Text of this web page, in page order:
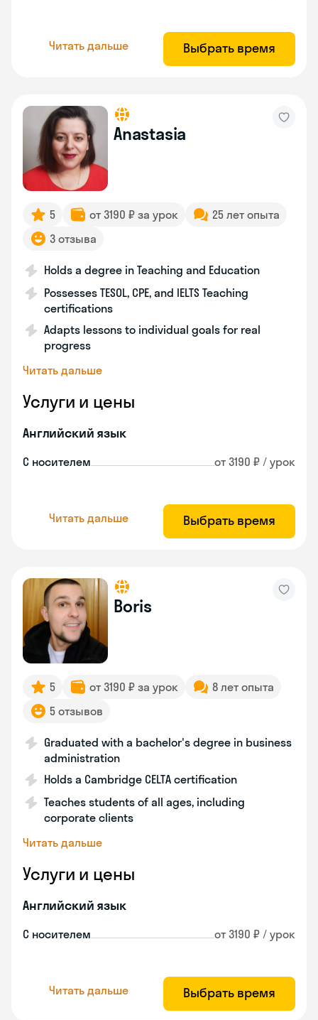
Читать дальше Выбрать время
Anastasia
5 от 3190 ₽ за урок
25 лет опыта
3 отзыва
Holds a degree in Teaching and Education
Possesses TESOL, CPE, and IELTS Teaching
certifications
Adapts lessons to individual goals for real
progress
Читать дальше
Услуги и цены
Английский язык
С носителем от 3190 ₽ / урок
Читать дальше Выбрать время
Boris
5 от 3190 ₽ за урок
8 лет опыта
5 отзывов
Graduated with a bachelor's degree in business
administration
Holds a Cambridge CELTA certification
Teaches students of all ages, including
corporate clients
Читать дальше
Услуги и цены
Английский язык
С носителем от 3190 ₽ / урок
Читать дальше Выбрать время